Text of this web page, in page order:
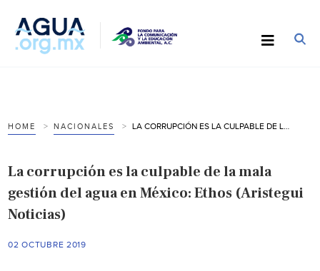
HOME NACIONALES
La corrupción es la culpable de la mala
gestión del agua en México: Ethos (Aristegui
Noticias)
02 OCTUBRE 2019